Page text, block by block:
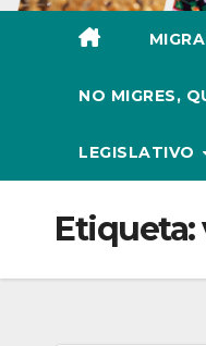
NO MIGRES,
LEGISLATIVO
Etiqueta: